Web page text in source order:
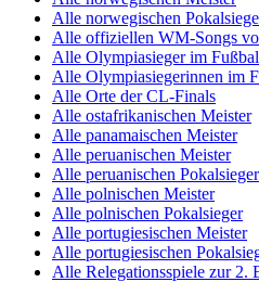
Alle norwegischen
Alle offiziellen WM-Songs
Alle Olympiasieger im
Alle Olympiasiegerinnen im
Alle Orte der CL-Finals
Alle ostafrikanischen Meister
Alle panamaischen Meister
Alle peruanischen Meister
Alle peruanischen Pokalsieger
Alle polnischen Meister
Alle polnischen Pokalsieger
Alle portugiesischen Meister
Alle portugiesischen
Alle Relegationsspiele zur 2.